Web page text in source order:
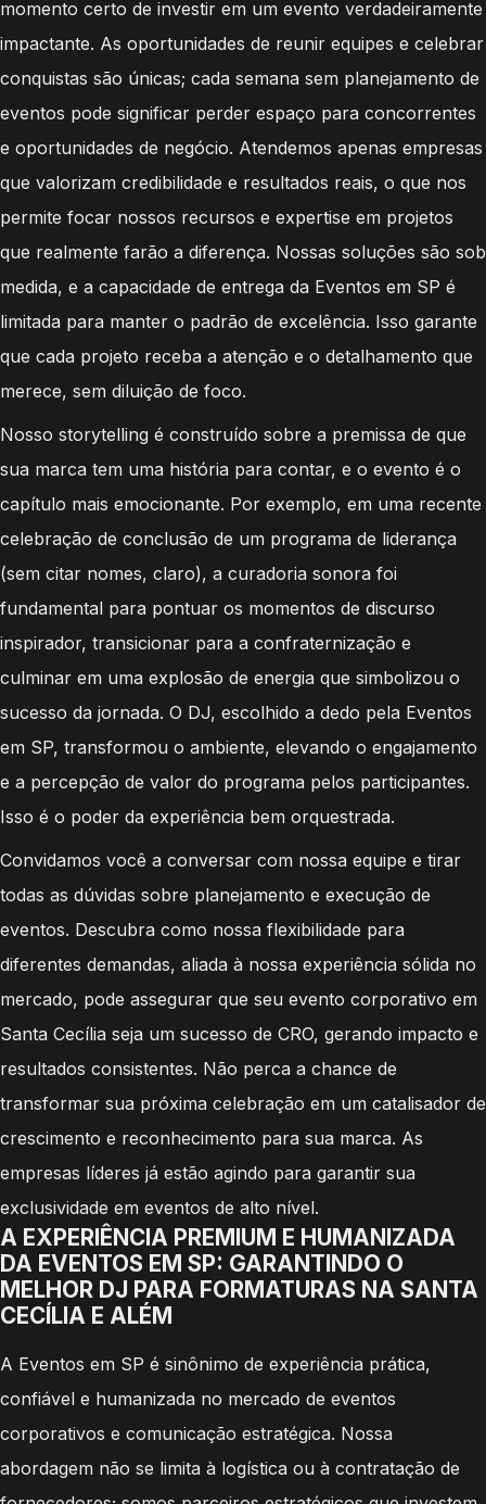
momento certo de investir em um evento verdadeiramente
impactante. As oportunidades de reunir equipes e celebrar
conquistas são únicas; cada semana sem planejamento de
eventos pode significar perder espaço para concorrentes
e oportunidades de negócio. Atendemos apenas empresas
que valorizam credibilidade e resultados reais, o que nos
permite focar nossos recursos e expertise em projetos
que realmente farão a diferença. Nossas soluções são sob
medida, e a capacidade de entrega da Eventos em SP é
limitada para manter o padrão de excelência. Isso garante
que cada projeto receba a atenção e o detalhamento que
merece, sem diluição de foco.
Nosso storytelling é construído sobre a premissa de que
sua marca tem uma história para contar, e o evento é o
capítulo mais emocionante. Por exemplo, em uma recente
celebração de conclusão de um programa de liderança
(sem citar nomes, claro), a curadoria sonora foi
fundamental para pontuar os momentos de discurso
inspirador, transicionar para a confraternização e
culminar em uma explosão de energia que simbolizou o
sucesso da jornada. O DJ, escolhido a dedo pela Eventos
em SP, transformou o ambiente, elevando o engajamento
e a percepção de valor do programa pelos participantes.
Isso é o poder da experiência bem orquestrada.
Convidamos você a conversar com nossa equipe e tirar
todas as dúvidas sobre planejamento e execução de
eventos. Descubra como nossa flexibilidade para
diferentes demandas, aliada à nossa experiência sólida no
mercado, pode assegurar que seu evento corporativo em
Santa Cecília seja um sucesso de CRO, gerando impacto e
resultados consistentes. Não perca a chance de
transformar sua próxima celebração em um catalisador de
crescimento e reconhecimento para sua marca. As
empresas líderes já estão agindo para garantir sua
exclusividade em eventos de alto nível.
A EXPERIÊNCIA PREMIUM E HUMANIZADA
DA EVENTOS EM SP: GARANTINDO O
MELHOR DJ PARA FORMATURAS NA SANTA
CECÍLIA E ALÉM
A Eventos em SP é sinônimo de experiência prática,
confiável e humanizada no mercado de eventos
corporativos e comunicação estratégica. Nossa
abordagem não se limita à logística ou à contratação de